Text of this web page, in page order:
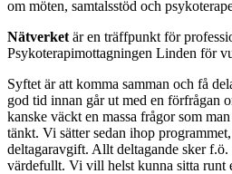
om möten, samtalsstöd och
Nätverket är en träffpunkt för
Psykoterapimottagningen Linden för
Syftet är att komma samman och få
god tid innan går ut med en förfrågan
kanske väckt en massa frågor som
tänkt. Vi sätter sedan ihop
deltagaravgift. Allt deltagande sker
värdefullt. Vi vill helst kunna sitta runt